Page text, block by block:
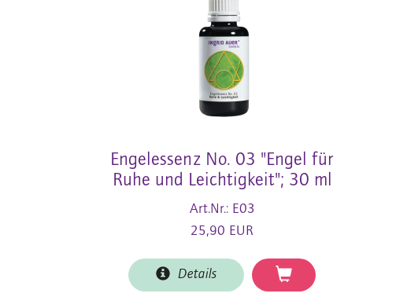
Engelessenz No. 03 "Engel für
Ruhe und Leichtigkeit"; 30 ml
Art.Nr.: E03
25,90 EUR
Details